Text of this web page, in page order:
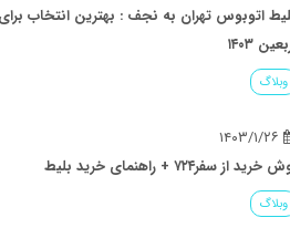
اتوبوس تهران به نجف : بهترین انتخاب
۱۴۰۳
وبلاگ
۱۴۰۳/۱/۲۶
از سفر۷۲۴ + راهنمای خرید بلیط
وبلاگ